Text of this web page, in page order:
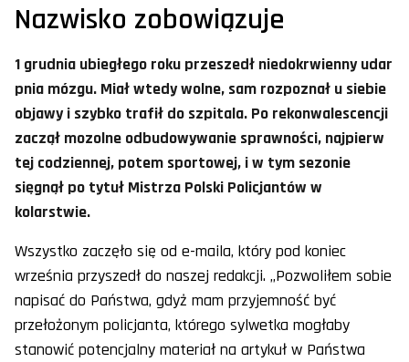
Nazwisko zobowiązuje
1 grudnia ubiegłego roku przeszedł niedokrwienny udar
pnia mózgu. Miał wtedy wolne, sam rozpoznał u siebie
objawy i szybko trafił do szpitala. Po rekonwalescencji
zaczął mozolne odbudowywanie sprawności, najpierw
tej codziennej, potem sportowej, i w tym sezonie
sięgnął po tytuł Mistrza Polski Policjantów w
kolarstwie.
Wszystko zaczęło się od e-maila, który pod koniec
września przyszedł do naszej redakcji. „Pozwoliłem sobie
napisać do Państwa, gdyż mam przyjemność być
przełożonym policjanta, którego sylwetka mogłaby
stanowić potencjalny materiał na artykuł w Państwa